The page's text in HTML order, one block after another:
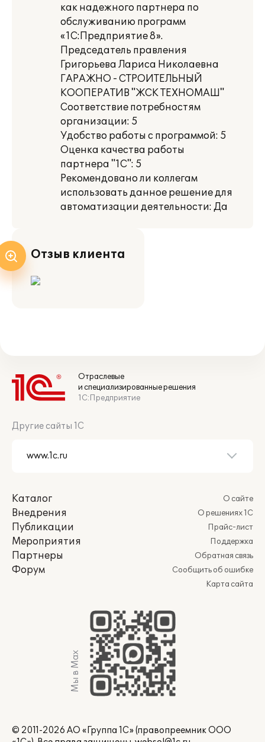
как надежного партнера по
обслуживанию программ
«1С:Предприятие 8».
Председатель правления
Григорьева Лариса Николаевна
ГАРАЖНО - СТРОИТЕЛЬНЫЙ
КООПЕРАТИВ "ЖСК ТЕХНОМАШ"
Соответствие потребностям
организации: 5
Удобство работы с программой: 5
Оценка качества работы
партнера "1С": 5
Рекомендовано ли коллегам
использовать данное решение для
автоматизации деятельности: Да
Отзыв клиента
Отраслевые
и специализированные решения
1С:Предприятие
Другие сайты 1С
Каталог
Внедрения
Публикации
Мероприятия
Партнеры
Форум
О сайте
О решениях 1С
Прайс-лист
Поддержка
Обратная связь
Сообщить об ошибке
Карта сайта
Мы в Max
© 2011-2026 АО «Группа 1С» (правопреемник ООО